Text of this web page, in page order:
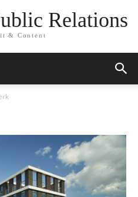
Relations
& Content